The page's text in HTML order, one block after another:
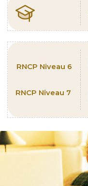
RNCP Niveau 6
RNCP Niveau 7